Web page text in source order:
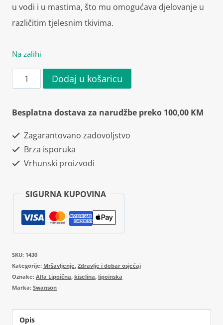
u vodi i u mastima, što mu omogućava djelovanje u
različitim tjelesnim tkivima.
Na zalihi
Swanson
Alpha
Lipoic
300mg
60
Dodaj u košaricu
Besplatna dostava za narudžbe preko 100,00 KM
Zagarantovano zadovoljstvo
Brza isporuka
Vrhunski proizvodi
SIGURNA KUPOVINA
SKU: 1430
Kategorije: Mršavljenje Zdravlje i dobar osjećaj
Oznake: Alfa Lipoična kiselina lipoinska
Marka: Swanson
Opis